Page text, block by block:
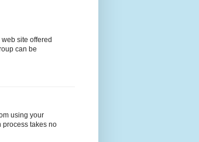
site offered
can be
using your
process takes no